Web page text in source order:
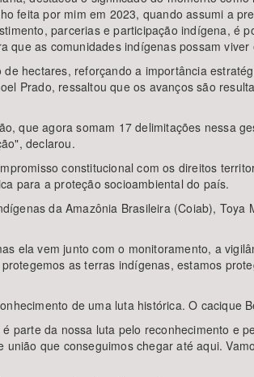
feita por mim em 2023, quando assumi a
parcerias e participação indígena, é
que as comunidades indígenas possam
hectares, reforçando a importância
Prado, ressaltou que os avanços são
que agora somam 17 delimitações nessa
declarou.
constitucional com os direitos
para a proteção socioambiental do país.
da Amazônia Brasileira (Coiab),
ela vem junto com o monitoramento, a
as terras indígenas, estamos
de uma luta histórica. O cacique
parte da nossa luta pelo reconhecimento e
que conseguimos chegar até aqui.